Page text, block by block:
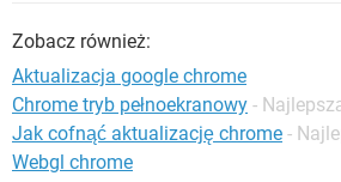
Zobacz również:
Aktualizacja google chrome
Chrome tryb pełnoekranowy -
Jak cofnąć aktualizację chrome -
Webgl chrome